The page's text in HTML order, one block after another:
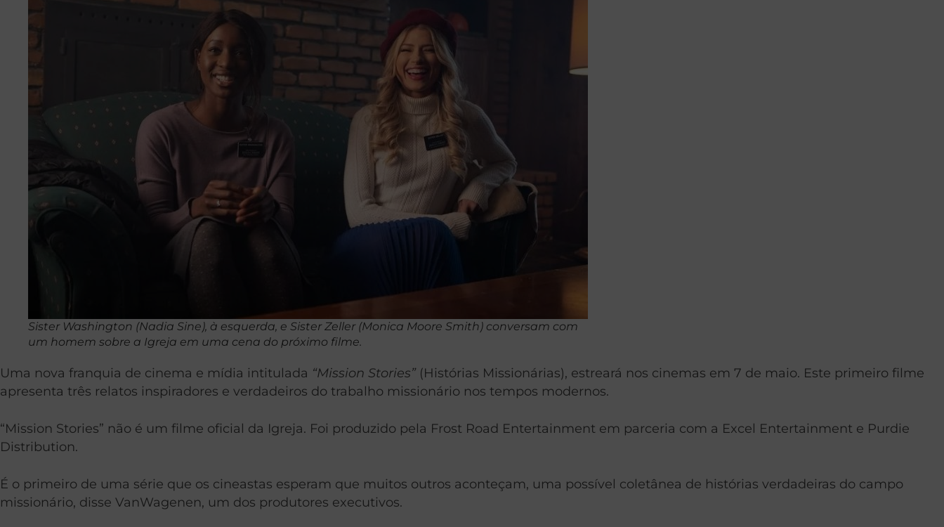
Sister Washington (Nadia Sine), à ​​esquerda, e Sister Zeller (Monica Moore Smith) conversam com
um homem sobre a Igreja em uma cena do próximo filme.
Uma nova franquia de cinema e mídia intitulada “Mission Stories”(Histórias Missionárias), estreará nos cinemas em 7 de maio. Este primeiro filme
apresenta três relatos inspiradores e verdadeiros do trabalho missionário nos tempos modernos.
“Mission Stories” não é um filme oficial da Igreja. Foi produzido pela Frost Road Entertainment em parceria com a Excel Entertainment e Purdie
Distribution.
É o primeiro de uma série que os cineastas esperam que muitos outros aconteçam, uma possível coletânea de histórias verdadeiras do campo
missionário, disse VanWagenen, um dos produtores executivos.